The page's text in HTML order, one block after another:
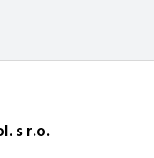
s r.o.